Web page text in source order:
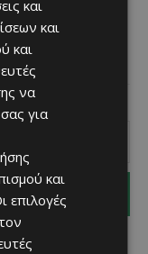
στο πλαίσιο του
Καταφυγίου και
και
και
και
να
για
και
επιλογές